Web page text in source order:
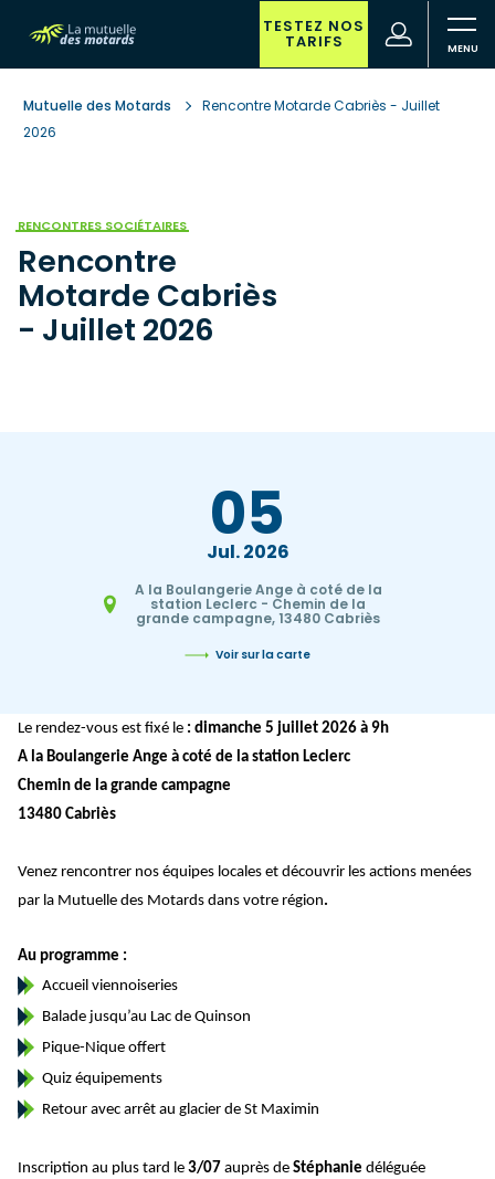
contenu
principal recherche
TESTEZ NOS
TARIFS
(nouvelle
fenêtre)
Mutuelle des Motards
Rencontre Motarde Cabriès - Juillet
2026
RENCONTRES SOCIÉTAIRES
Rencontre
Motarde Cabriès
- Juillet 2026
05
Jul 2026
A la Boulangerie Ange à coté de la
station Leclerc - Chemin de la
grande campagne, 13480 Cabriès
Voir sur la carte
Le rendez-vous est fixé le : dimanche 5 juillet 2026 à 9h
A la Boulangerie Ange à coté de la station Leclerc
Chemin de la grande campagne
13480 Cabriès
Venez rencontrer nos équipes locales et découvrir les actions menées
par la Mutuelle des Motards dans votre région.
Au programme :
Accueil viennoiseries
Balade jusqu’au Lac de Quinson
Pique-Nique offert
Quiz équipements
Retour avec arrêt au glacier de St Maximin
Inscription au plus tard le 3/07 auprès de Stéphanie déléguée